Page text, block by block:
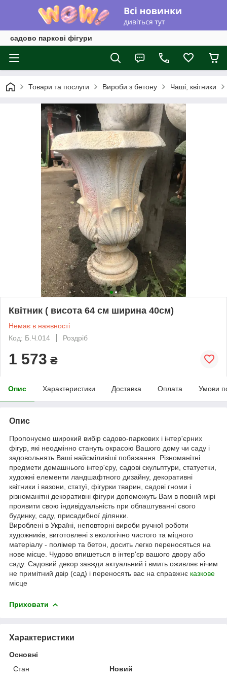
садово паркові фігури
Товари та послуги Вироби з бетону Чаші, квітники
Квітник ( висота 64 см ширина 40см)
Немає в наявності
Код: Б.Ч.014
Роздріб
1 573 ₴
Опис Характеристики Доставка Оплата Умови
Опис
Пропонуємо широкий вибір садово-паркових і інтер'єрних
фігур, які неодмінно стануть окрасою Вашого дому чи саду і
задовольнять Ваші найсміливіші побажання. Різноманітні
предмети домашнього інтер'єру, садові скульптури, статуетки,
художні елементи ландшафтного дизайну, декоративні
квітники і вазони, статуї, фігурки тварин, садові гноми і
різноманітні декоративні фігури допоможуть Вам в повній мірі
проявити свою індивідуальність при облаштуванні свого
будинку, саду, присадибної ділянки.
Вироблені в Україні, неповторні вироби ручної роботи
художників, виготовлені з екологічно чистого та міцного
матеріалу - полімер та бетон, досить легко переносяться на
нове місце. Чудово впишеться в інтер'єр вашого двору або
саду. Садовий декор завжди актуальний і вмить оживляє нічим
не примітний двір (сад) і переносять вас на справжнє казкове
місце
Приховати
Характеристики
Основні
Стан
Новий